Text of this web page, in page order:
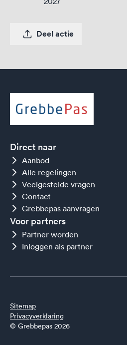
Deel actie
Direct naar
Aanbod
Alle regelingen
Veelgestelde vragen
Contact
Grebbepas aanvragen
Voor partners
Partner worden
Inloggen als partner
Sitemap
Privacyverklaring
© Grebbepas 2026